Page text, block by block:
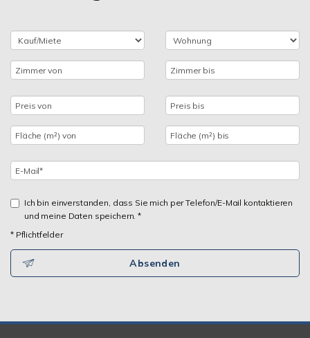
Ich bin einverstanden, dass Sie mich per Telefon/E-Mail kontaktieren
und meine Daten speichern. *
* Pflichtfelder
Absenden